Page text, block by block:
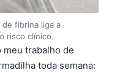
fibrina liga a
risco clínico.
meu trabalho de
toda semana: